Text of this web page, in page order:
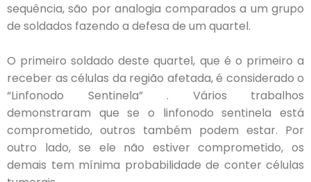
sequência, são por analogia comparados a um grupo
de soldados fazendo a defesa de um quartel.
O primeiro soldado deste quartel, que é o primeiro a
receber as células da região afetada, é considerado o
“Linfonodo Sentinela” . Vários trabalhos
demonstraram que se o linfonodo sentinela está
comprometido, outros também podem estar. Por
outro lado, se ele não estiver comprometido, os
demais tem mínima probabilidade de conter células